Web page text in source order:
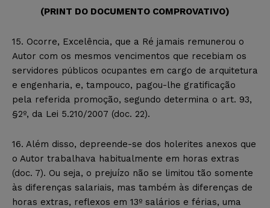
(PRINT DO DOCUMENTO COMPROVATIVO)
15. Ocorre, Excelência, que a Ré jamais remunerou o
Autor com os mesmos vencimentos que recebiam os
servidores públicos ocupantes em cargo de arquitetura
e engenharia, e, tampouco, pagou-lhe gratificação
pela referida promoção, segundo determina o art. 93,
§2º, da Lei 5.210/2007 (doc. 22).
16. Além disso, depreende-se dos holerites anexos que
o Autor trabalhava habitualmente em horas extras
(doc. 7). Ou seja, o prejuízo não se limitou tão somente
às diferenças salariais, mas também às diferenças de
horas extras, reflexos em 13º salários e férias, uma